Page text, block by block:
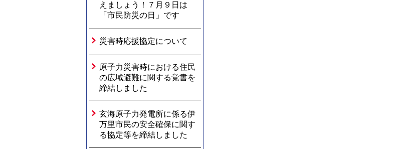
えましょう！７月９日は
「市民防災の日」です
災害時応援協定について
原子力災害時における住民
の広域避難に関する覚書を
締結しました
玄海原子力発電所に係る伊
万里市民の安全確保に関す
る協定等を締結しました